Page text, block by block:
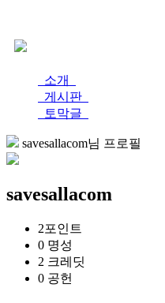
소개
게시판
토막글
savesallacom님 프로필
savesallacom
2포인트
0 명성
2 크레딧
0 공헌